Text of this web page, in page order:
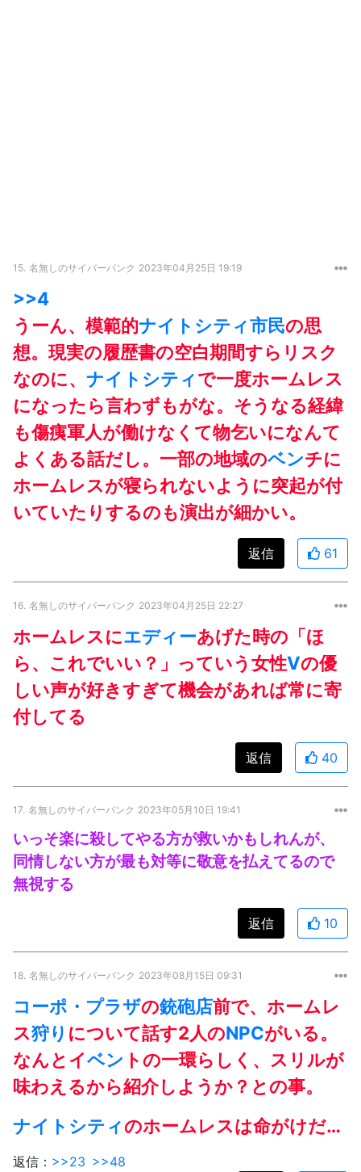
15. 名無しのサイバーパンク 2023年04月25日 19:19
>>4
うーん、模範的ナイトシティ市民の思
想。現実の履歴書の空白期間すらリスク
なのに、 ナイトシティで一度ホームレス
になったら言わずもがな。そうなる経緯
も傷痍軍人が働けなくて物乞いになんて
よくある話だし。一部の地域のベンチに
ホームレスが寝られないように突起が付
いていたりするのも演出が細かい。
返信 61
16. 名無しのサイバーパンク 2023年04月25日 22:27
ホームレスにエディーあげた時の「ほ
ら、これでいい？」っていう女性Vの優
しい声が好きすぎて機会があれば常に寄
付してる
返信 40
17. 名無しのサイバーパンク 2023年05月10日 19:41
いっそ楽に殺してやる方が救いかもしれんが、
同情しない方が最も対等に敬意を払えてるので
無視する
返信 10
18. 名無しのサイバーパンク 2023年08月15日 09:31
コーポ・プラザの銃砲店前で、ホームレ
ス狩り について話す2人のNPCがいる。
なんとイベン トの一環らしく、スリルが
味わえるから紹介しようか？との事。
ナイトシティのホームレスは命がけだ…
返信： >>23 >>48